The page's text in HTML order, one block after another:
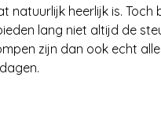
heerlijk is.
lang niet altijd de
zijn dan ook echt